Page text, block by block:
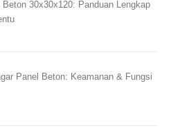
Beton 30x30x120: Panduan Lengkap
Panel Beton: Keamanan & Fungsi